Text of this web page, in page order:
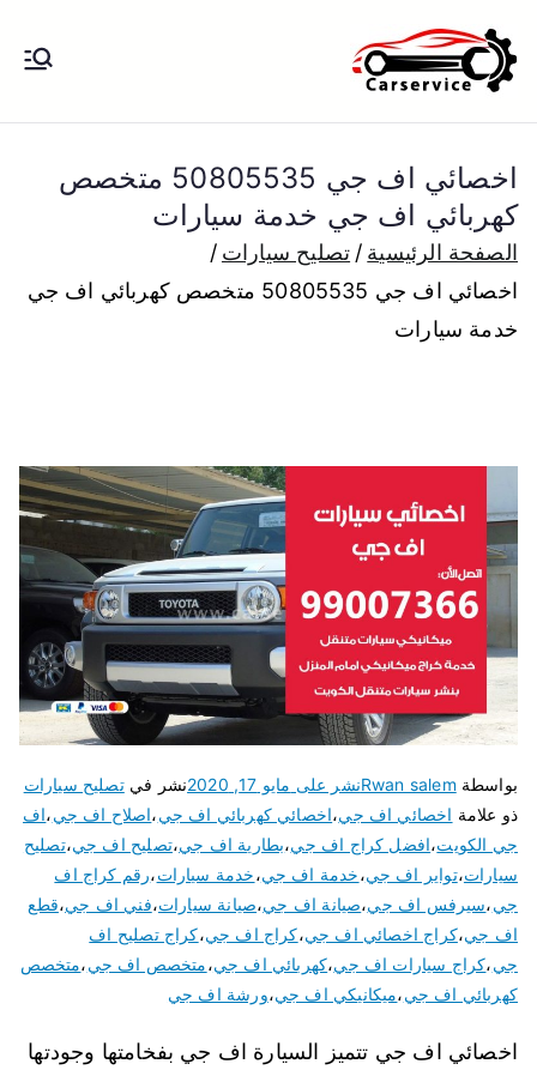
إلى
المحتوى
الكويت
بنشر متنقل الكويت كهرباء وبنشر تبديل
بارخص الاسعار
اخصائي اف جي 50805535 متخصص
كهربائي اف جي خدمة سيارات
الصفحة الرئيسية
تصليح سيارات
اخصائي اف جي 50805535 متخصص كهربائي اف جي
خدمة سيارات
بواسطة Rwan salemنشر على مايو 17, 2020 نشر فيتصليح سيارات
ذو علامة اخصائي اف جي،اخصائي كهربائي اف جي،اصلاح اف جي،اف
جي الكويت،افضل كراج اف جي،بطارية اف جي،تصليح اف جي،تصليح
سيارات،تواير اف جي،خدمة اف جي،خدمة سيارات،رقم كراج اف
جي،سيرفس اف جي،صيانة اف جي،صيانة سيارات،فني اف جي،قطع
اف جي،كراج اخصائي اف جي،كراج اف جي،كراج تصليح اف
جي،كراج سيارات اف جي،كهربائي اف جي،متخصص اف جي،متخصص
كهربائي اف جي،ميكانيكي اف جي،ورشة اف جي
اخصائي اف جي تتميز السيارة اف جي بفخامتها وجودتها